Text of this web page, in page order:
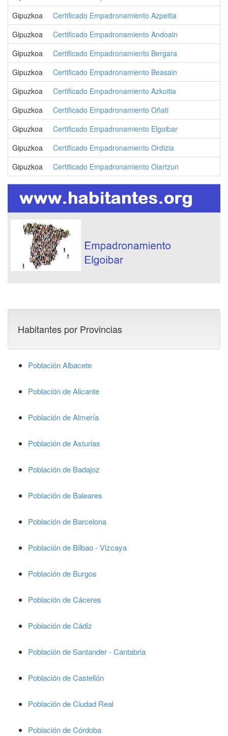
Gipuzkoa
Certificado Empadronamiento Azpeitia
Gipuzkoa
Certificado Empadronamiento Andoain
Gipuzkoa
Certificado Empadronamiento Bergara
Gipuzkoa
Certificado Empadronamiento Beasain
Gipuzkoa
Certificado Empadronamiento Azkoitia
Gipuzkoa
Certificado Empadronamiento Oñati
Gipuzkoa
Certificado Empadronamiento Elgoibar
Gipuzkoa
Certificado Empadronamiento Ordizia
Gipuzkoa
Certificado Empadronamiento Oiartzun
Habitantes por Provincias
Población Albacete
Población de Alicante
Población de Almería
Población de Asturias
Población de Badajoz
Población de Baleares
Población de Barcelona
Población de Bilbao - Vizcaya
Población de Burgos
Población de Cáceres
Población de Cádiz
Población de Santander - Cantabria
Población de Castellón
Población de Ciudad Real
Población de Córdoba